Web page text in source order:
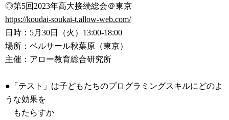
◎第5回2023年高大接続総会＠東京
https://koudai-soukai-t.allow-web.com/
日時：5月30日（火）13:00-18:00
場所：ベルサール秋葉原（東京）
主催：アロー教育総合研究所
●「テスト」は子どもたちのプログラミングスキルにどのよ
うな効果を
もたらすか